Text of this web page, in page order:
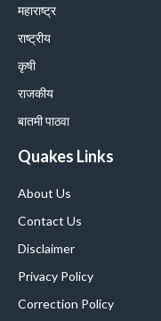
महाराष्ट्र
राष्ट्रीय
कृषी
राजकीय
बातमी पाठवा
Quakes Links
About Us
Contact Us
Disclaimer
Privacy Policy
Correction Policy